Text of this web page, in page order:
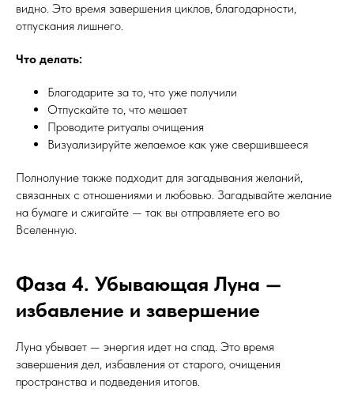
видно. Это время завершения циклов, благодарности,
отпускания лишнего.
Что делать:
Благодарите за то, что уже получили
Отпускайте то, что мешает
Проводите ритуалы очищения
Визуализируйте желаемое как уже свершившееся
Полнолуние также подходит для загадывания желаний,
связанных с отношениями и любовью. Загадывайте желание
на бумаге и сжигайте — так вы отправляете его во
Вселенную.
Фаза 4. Убывающая Луна —
избавление и завершение
Луна убывает — энергия идет на спад. Это время
завершения дел, избавления от старого, очищения
пространства и подведения итогов.